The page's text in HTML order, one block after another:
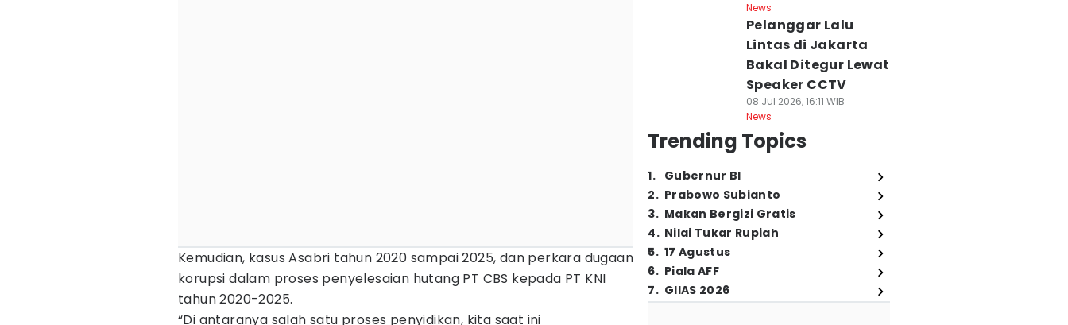
Kemudian, kasus Asabri tahun 2020 sampai 2025, dan perkara dugaan
korupsi dalam proses penyelesaian hutang PT CBS kepada PT KNI
tahun 2020-2025.
“Di antaranya salah satu proses penyidikan, kita saat ini
News
Pelanggar Lalu
Lintas di Jakarta
Bakal Ditegur Lewat
Speaker CCTV
08 Jul 2026, 16:11 WIB
News
Trending Topics
1. Gubernur BI
2. Prabowo Subianto
3. Makan Bergizi Gratis
4. Nilai Tukar Rupiah
5. 17 Agustus
6. Piala AFF
7. GIIAS 2026